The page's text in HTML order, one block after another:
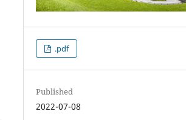
.pdf
Published
2022-07-08